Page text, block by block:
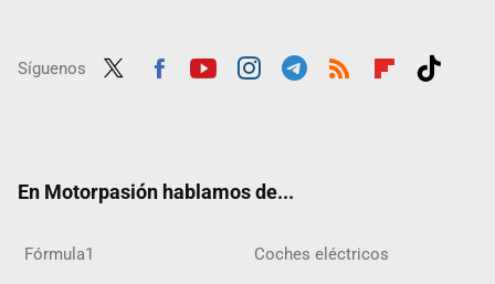
Síguenos
En Motorpasión hablamos de...
Fórmula1 Coches eléctricos